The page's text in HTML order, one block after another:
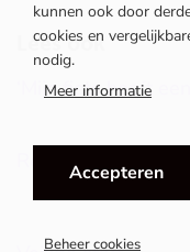
Lees ook
‘Mijn fiets heeft
Restaureren: zin of
kunnen ook door
cookies en
nodig.
Meer informatie
Accepteren
Beheer cookies